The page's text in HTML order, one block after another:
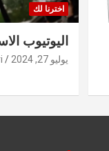
اخترنا لك
اليوتيوب
يوليو 27, 2024